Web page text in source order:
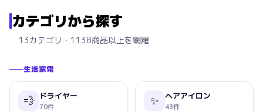
カテゴリから探す
13カテゴリ・1138商品以上を網羅
生活家電
💨 ドライヤー
70件 ✨ ヘアアイロン
43件